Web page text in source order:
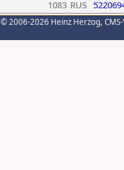
1083 RUS
© 2006-2026 Heinz Herzog,